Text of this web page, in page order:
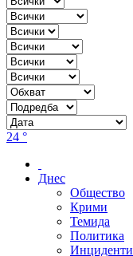
24 °
Днес
Общество
Крими
Темида
Политика
Инциденти